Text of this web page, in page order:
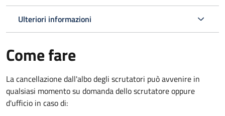
Ulteriori informazioni
Come fare
La cancellazione dall'albo degli scrutatori può avvenire in
qualsiasi momento su domanda dello scrutatore oppure
d'ufficio in caso di: